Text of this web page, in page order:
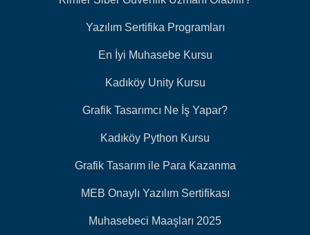
Yazılım Sertifika Programları
En İyi Muhasebe Kursu
Kadıköy Unity Kursu
Grafik Tasarımcı Ne İş Yapar?
Kadıköy Python Kursu
Grafik Tasarım ile Para Kazanma
MEB Onaylı Yazılım Sertifikası
Muhasebeci Maaşları 2025